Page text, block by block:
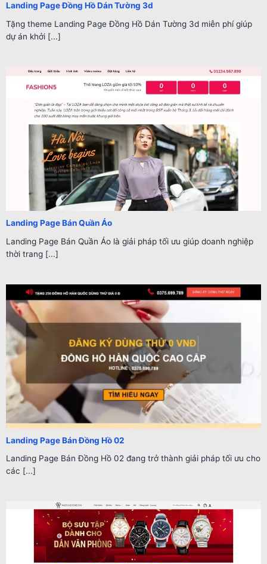
Landing Page Đồng Hồ Dán Tường 3d
Tặng theme Landing Page Đồng Hồ Dán Tường 3d miễn phí giúp
dự án khởi [...]
Landing Page Bán Quần Áo
Landing Page Bán Quần Áo là giải pháp tối ưu giúp doanh nghiệp
thời trang [...]
Landing Page Bán Đồng Hồ 02
Landing Page Bán Đồng Hồ 02 đang trở thành giải pháp tối ưu cho
các [...]